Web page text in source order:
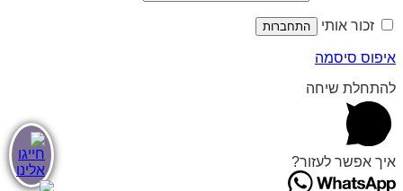
זכור אותי התחברות
איפוס סיסמה
להתחלת שיחה
איך אפשר לעזור?